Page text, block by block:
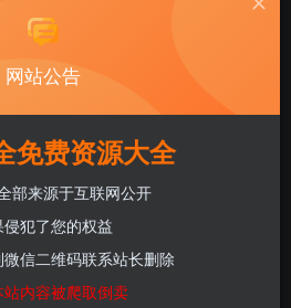
1
网站公告
免费资源大全
部来源于互联网公开
侵犯了您的权益
信二维码联系站长删除
站内容被爬取倒卖